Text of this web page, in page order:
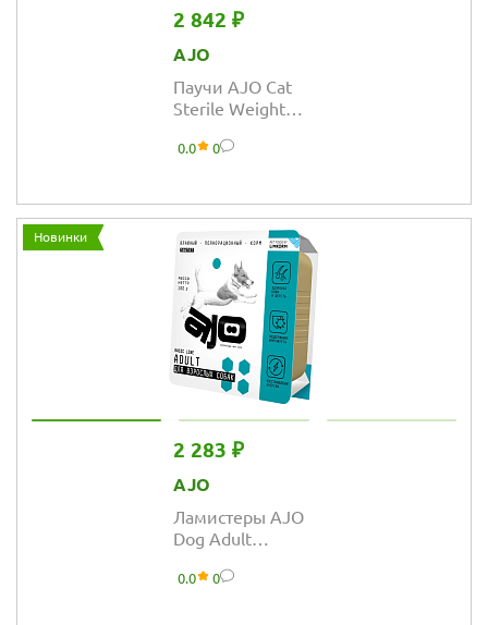
2 842 ₽
AJO
Паучи AJO Cat
Sterile Weight
полнорационные
стерилизованных
кошек контроль
0.0 0
Новинки
2 283 ₽
AJO
Ламистеры AJO
Dog Adult
паштет для
0.0 0